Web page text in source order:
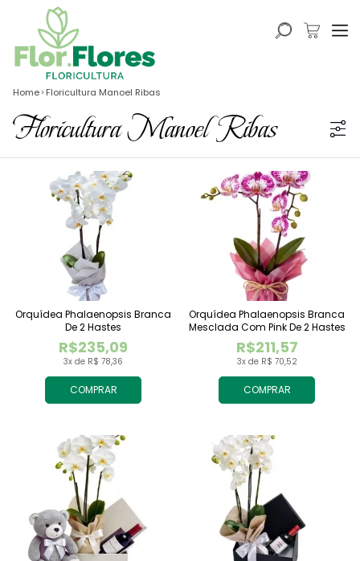
Home Floricultura Manoel Ribas
Floricultura Manoel Ribas
COMPRAR
3x de R$ 78,36
R$235,09
Orquídea Phalaenopsis Branca
De 2 Hastes
COMPRAR
3x de R$ 70,52
R$211,57
Orquídea Phalaenopsis Branca
Mesclada Com Pink De 2 Hastes